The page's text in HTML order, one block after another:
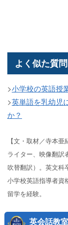
よく似た質問
>小学校の英語授
>英単語を乳幼児
か？
【文・取材／寺本亜
ライター、映像翻訳
吹替翻訳）。英文科
小学校英語指導者資
留学を経験。
英会話教室